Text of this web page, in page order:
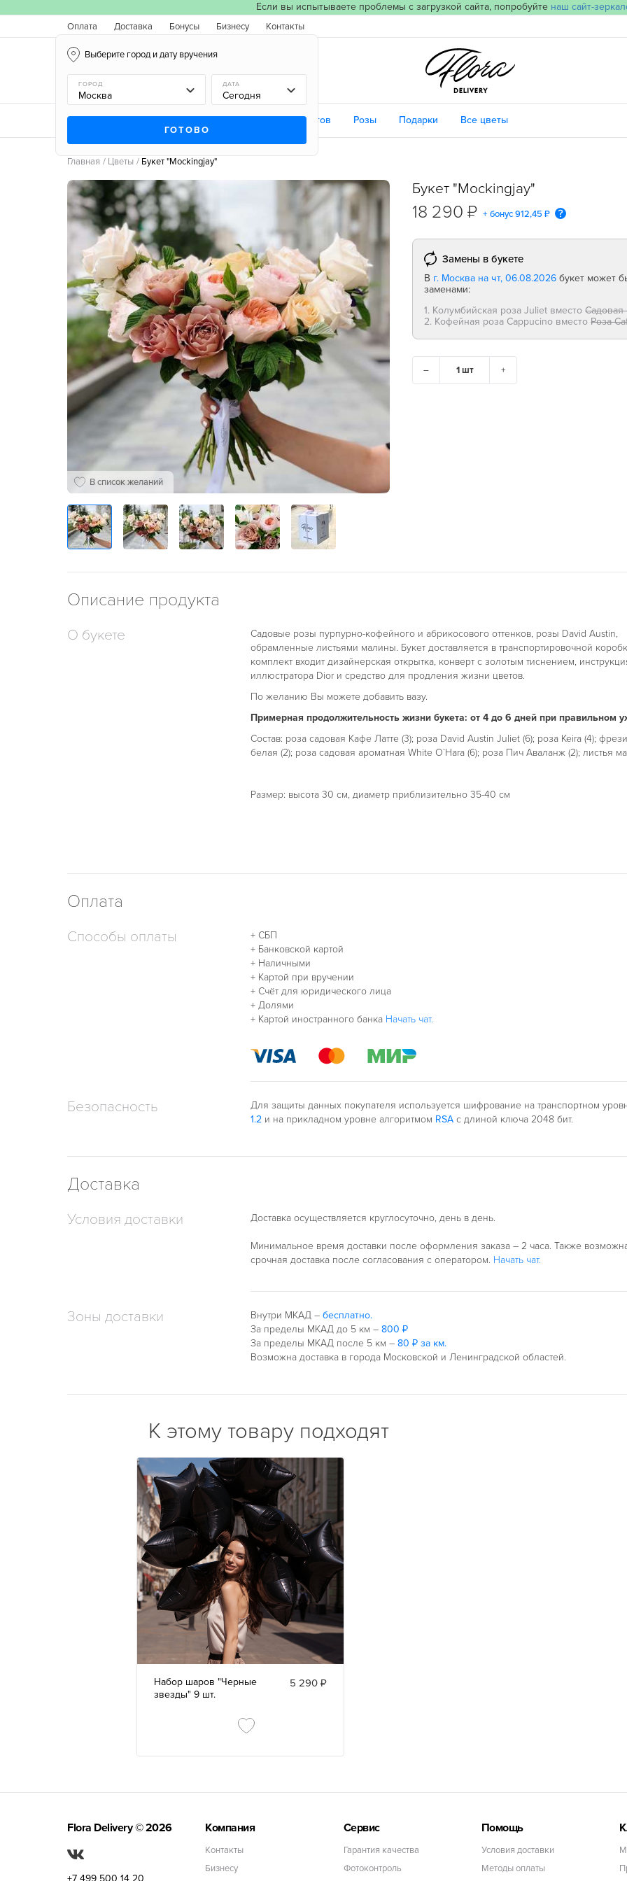
Если вы испытываете проблемы с загрузкой сайта, попробуйте наш сайт-
Оплата Доставка Бонусы Бизнесу Контакты
Новинки Типы букетов Поводы Типы цветов Розы Подарки Все цветы
Главная Цветы Букет "Mockingjay"
В список желаний
Букет "Mockingjay"
18 290 ₽ + бонус912,45 ₽
Замены в букете
В г. Москва на чт, 06.08.2026 букет может
заменами:
1. Колумбийская роза Juliet вместоСадовая
2. Кофейная роза Cappucino вместоРоза
– +
Описание продукта
О букете
Садовые розы пурпурно-кофейного и абрикосового оттенков, розы David Austin,
обрамленные листьями малины. Букет доставляется в транспортировочной
комплект входит дизайнерская открытка, конверт с золотым тиснением,
иллюстратора Dior и средство для продления жизни цветов.
По желанию Вы можете добавить вазу.
Примерная продолжительность жизни букета: от 4 до 6 дней при правильном
Состав: роза садовая Кафе Латте (3); роза David Austin Juliet (6); роза Keira (4);
белая (2); роза садовая ароматная White O`Hara (6); роза Пич Аваланж (2); листья
Размер: высота 30 см, диаметр приблизительно 35-40 см
Оплата
Способы оплаты
+ СБП
+ Банковской картой
+ Наличными
+ Картой при вручении
+ Счёт для юридического лица
+ Долями
+ Картой иностранного банка Начать чат.
Безопасность Для защиты данных покупателя используется шифрование на транспортном
1.2 и на прикладном уровне алгоритмом RSA с длиной ключа 2048 бит.
Доставка
Условия доставки Доставка осуществляется круглосуточно, день в день.
Минимальное время доставки после оформления заказа – 2 часа. Также
срочная доставка после согласования с оператором. Начать чат.
Зоны доставки Внутри МКАД – бесплатно.
За пределы МКАД до 5 км – 800 ₽
За пределы МКАД после 5 км – 80 ₽ за км.
Возможна доставка в города Московской и Ленинградской областей.
К этому товару подходят
Набор шаров "Черные
звезды" 9 шт.
5 290 ₽
Flora Delivery© 2026
+7 499 500 14 20
Компания
Контакты
Бизнесу
Сервис
Гарантия качества
Фотоконтроль
Помощь
Условия доставки
Методы оплаты
Выберите город и дату вручения
ГОРОД ДАТА
ГОТОВО